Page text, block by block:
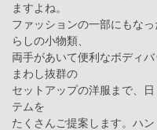
ますよね。
ファッションの一部にもな
らしの小物類、
両手があいて便利なボディ
まわし抜群の
セットアップの洋服まで、
テムを
たくさんご提案します。ハ